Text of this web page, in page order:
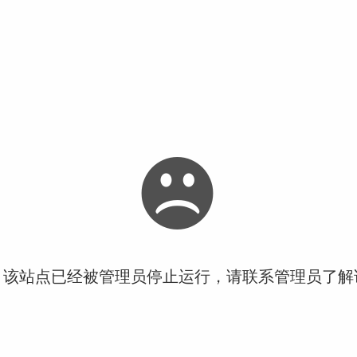
站点已经被管理员停止运行，请联系管理员了